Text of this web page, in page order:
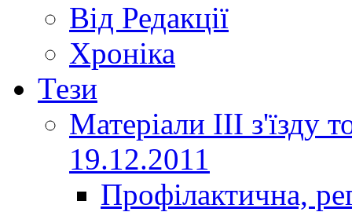
Від Редакції
Хроніка
Тези
Матеріали ІІІ з'їзду
19.12.2011
Профілактична,